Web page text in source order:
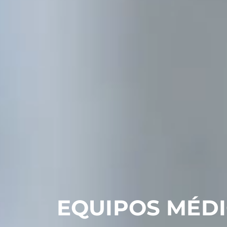
EQUIPOS